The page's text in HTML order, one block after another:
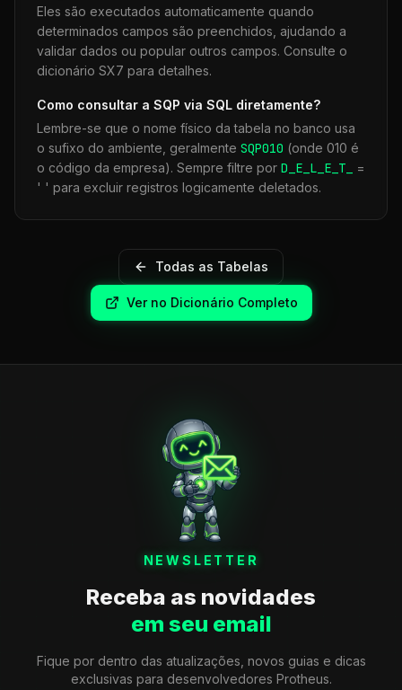
Eles são executados automaticamente quando
determinados campos são preenchidos, ajudando a
validar dados ou popular outros campos. Consulte o
dicionário SX7 para detalhes.
Como consultar a SQP via SQL diretamente?
Lembre-se que o nome físico da tabela no banco usa
o sufixo do ambiente, geralmente SQP010 (onde 010 é
o código da empresa). Sempre filtre por D_E_L_E_T_
=
' ' para excluir registros logicamente deletados.
Todas as Tabelas
Ver no Dicionário Completo
NEWSLETTER
Receba as novidades
em seu email
Fique por dentro das atualizações, novos guias e dicas
exclusivas para desenvolvedores Protheus.